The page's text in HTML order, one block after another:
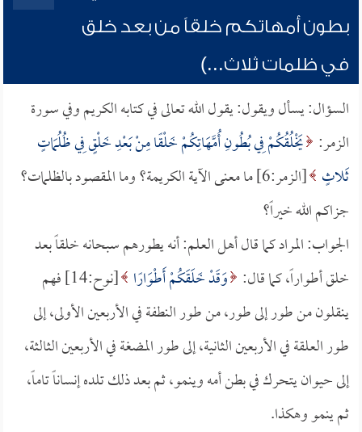
بطون أمهاتكم خلقاً من بعد خلق
في ظلمات ثلاث...)
السؤال: يسأل ويقول: يقول الله تعالى في كتابه الكريم وفي سورة
الزمر: يَخْلُقُكُمْ فِي بُطُونِ أُمَّهَاتِكُمْ خَلْقًا مِنْ بَعْدِ خَلْقٍ فِي ظُلُمَاتٍ
ثَلاثٍ
[الزمر:6] ما معنى الآية الكريمة؟ وما المقصود بالظلمات؟
جزاكم الله خيراً؟
الجواب: المراد كما قال أهل العلم: أنه يطورهم سبحانه خلقاً بعد
خلق أطواراً، كما قال: وَقَدْ خَلَقَكُمْ أَطْوَارًا
[نوح:14] فهم
ينقلون من طور إلى طور، من طور النطفة في الأربعين الأولى، إلى
طور العلقة في الأربعين الثانية، إلى طور المضغة في الأربعين الثالثة،
إلى حيوان يتحرك في بطن أمه وينمو، ثم بعد ذلك تلده إنساناً تاماً،
ثم ينمو وهكذا.